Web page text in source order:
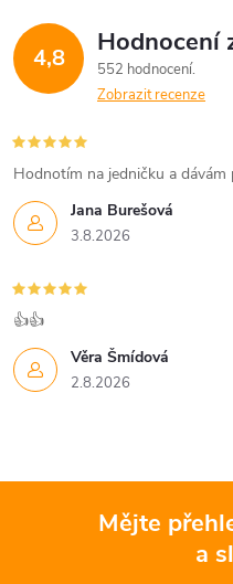
v
k
y
v
ý
p
i
s
u
4,8 Hodnocení
552 hodnocení
Zobrazit recenze
Jana Burešová
3.8.2026
Hodnotím na jedničku a dávám
Věra Šmídová
2.8.2026
👍👍
Mějte
a